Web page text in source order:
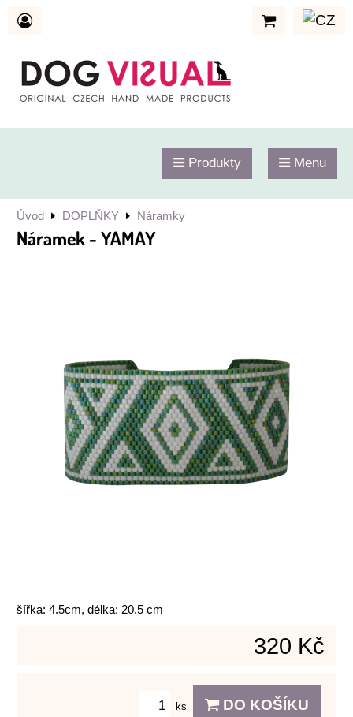
Produkty Menu
Úvod DOPLŇKY Náramky
Náramek - YAMAY
šířka: 4.5cm, délka: 20.5 cm
320 Kč
ks DO KOŠÍKU